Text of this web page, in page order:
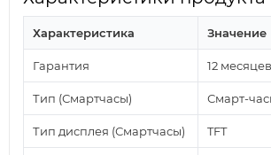
Характеристика Значение
Гарантия 12 месяцев
Тип (Смартчасы) Смарт-
Тип дисплея (Смартчасы) TFT